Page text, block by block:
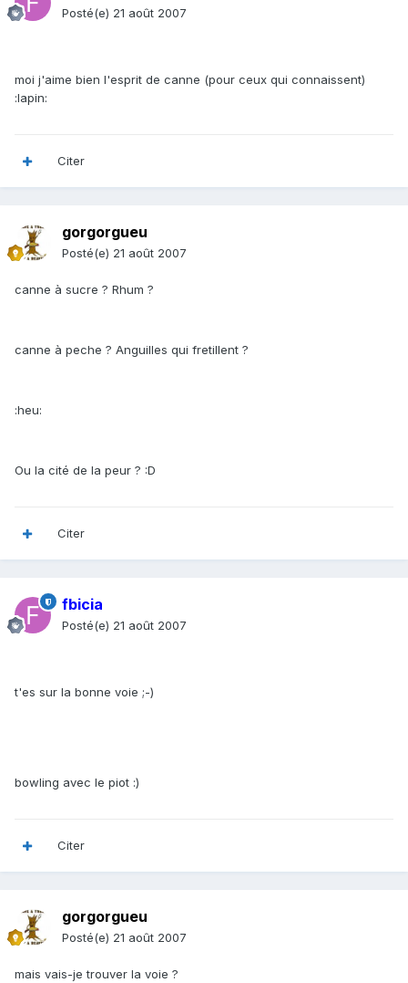
Posté(e) 21 août 2007
moi j'aime bien l'esprit de canne (pour ceux qui connaissent)
:lapin:
Citer
gorgorgueu
Posté(e) 21 août 2007
canne à sucre ? Rhum ?
canne à peche ? Anguilles qui fretillent ?
:heu:
Ou la cité de la peur ? :D
Citer
fbicia
Posté(e) 21 août 2007
t'es sur la bonne voie ;-)
bowling avec le piot :)
Citer
gorgorgueu
Posté(e) 21 août 2007
mais vais-je trouver la voie ?